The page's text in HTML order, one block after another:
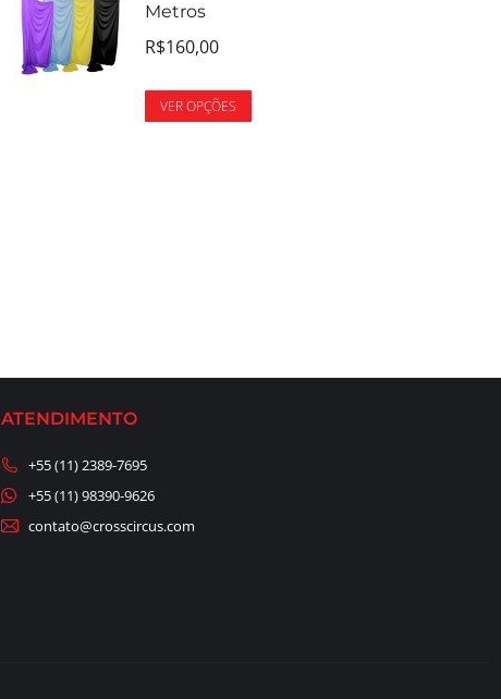
Metros
R$160,00
VER OPÇÕES
ATENDIMENTO
+55 (11) 2389-7695
+55 (11) 98390-9626
contato@crosscircus.com